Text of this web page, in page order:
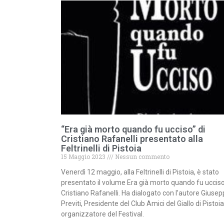
“Era già morto quando fu ucciso” di
Cristiano Rafanelli presentato alla
Feltrinelli di Pistoia
15 Maggio 2023
Nessun commento
Venerdì 12 maggio, alla Feltrinelli di Pistoia, è stato
presentato il volume Era già morto quando fu
Cristiano Rafanelli. Ha dialogato con l’autore
Previti, Presidente del Club Amici del Giallo di
organizzatore del Festival.